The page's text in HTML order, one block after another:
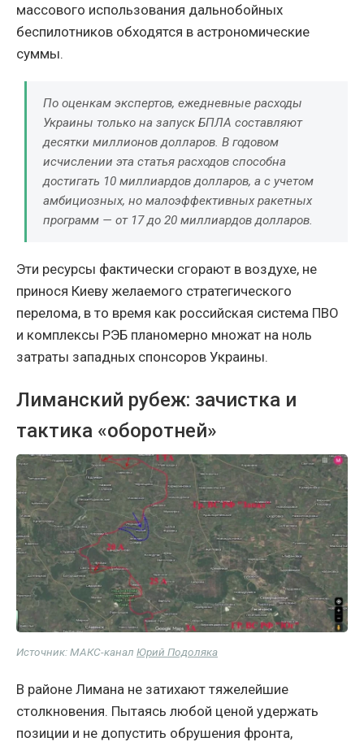
массового использования дальнобойных
беспилотников обходятся в астрономические
суммы.
По оценкам экспертов, ежедневные расходы
Украины только на запуск БПЛА составляют
десятки миллионов долларов. В годовом
исчислении эта статья расходов способна
достигать 10 миллиардов долларов, а с учетом
амбициозных, но малоэффективных ракетных
программ — от 17 до 20 миллиардов долларов.
Эти ресурсы фактически сгорают в воздухе, не
принося Киеву желаемого стратегического
перелома, в то время как российская система ПВО
и комплексы РЭБ планомерно множат на ноль
затраты западных спонсоров Украины.
Лиманский рубеж: зачистка и
тактика «оборотней»
Источник: МАКС-канал Юрий Подоляка
В районе Лимана не затихают тяжелейшие
столкновения. Пытаясь любой ценой удержать
позиции и не допустить обрушения фронта,